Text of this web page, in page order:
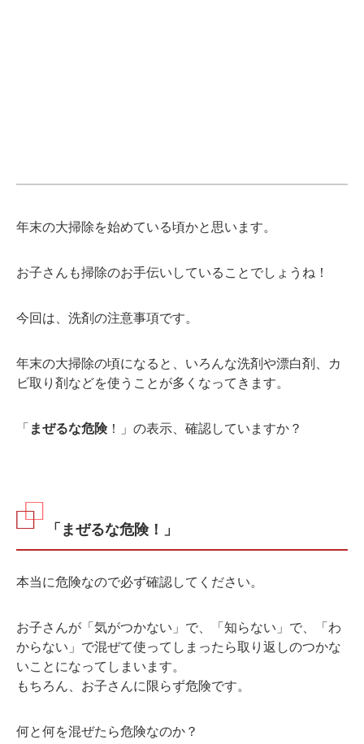
年末の大掃除を始めている頃かと思います。
お子さんも掃除のお手伝いしていることでしょうね！
今回は、洗剤の注意事項です。
年末の大掃除の頃になると、いろんな洗剤や漂白剤、カ
ビ取り剤などを使うことが多くなってきます。
「 まぜるな危険！」の表示、確認していますか？
「まぜるな危険！」
本当に危険なので必ず確認してください。
お子さんが「気がつかない」で、「知らない」で、「わ
からない」で混ぜて使ってしまったら取り返しのつかな
いことになってしまいます。
もちろん、お子さんに限らず危険です。
何と何を混ぜたら危険なのか？